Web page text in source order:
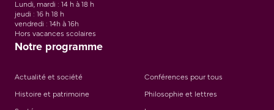
Lundi, mardi : 14 h à 18 h
jeudi : 16 h 18 h
vendredi : 14h à 16h
Hors vacances scolaires
Notre programme
Actualité et société
Conférences pour tous
Histoire et patrimoine
Philosophie et lettres